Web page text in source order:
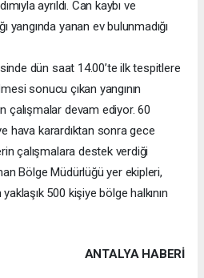
ayrıldı. Can kaybı ve
yangında yanan ev bulunmadığı
dün saat 14.00’te ilk tespitlere
sonucu çıkan yangının
devam ediyor. 60
hava karardıktan sonra gece
çalışmalara destek verdiği
Bölge Müdürlüğü yer ekipleri,
500 kişiye bölge halkının
ANTALYA HABERİ